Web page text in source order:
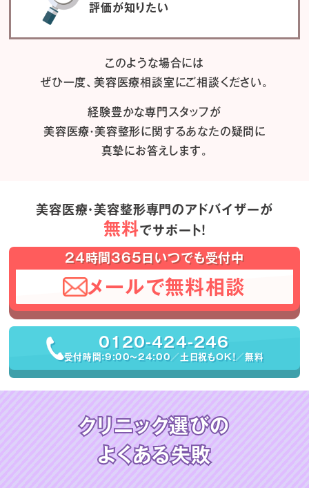
評価が知りたい
このような場合には
ぜひ一度、美容医療相談室にご相談ください。
経験豊かな専門スタッフが
美容医療・美容整形に関するあなたの疑問に
真摯にお答えします。
美容医療・美容整形専門のアドバイザーが
無料でサポート！
24時間365日いつでも受付中
メールで無料相談
0120-424-246
受付時間：9:00〜24:00／土日祝もOK！／無料
クリニック選びの
よくある失敗